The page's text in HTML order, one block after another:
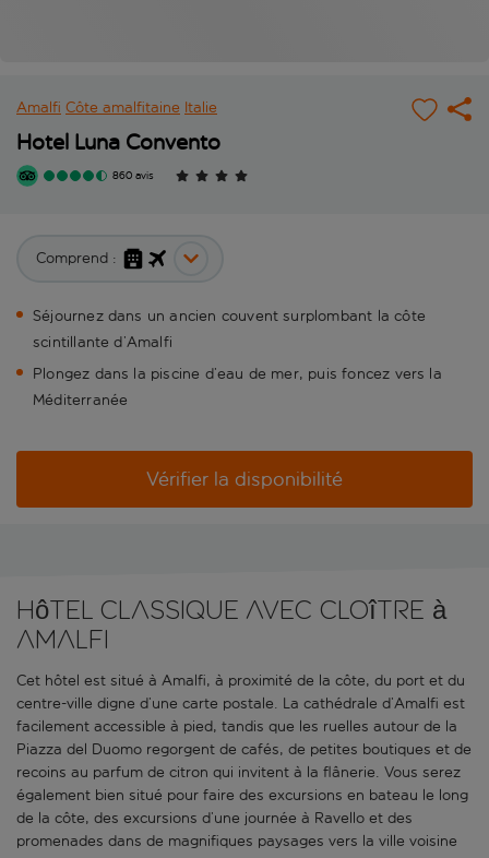
Amalfi Côte amalfitaine Italie
Hotel Luna Convento
860 avis
Comprend :
Séjournez dans un ancien couvent surplombant la côte
scintillante d’Amalfi
Plongez dans la piscine d’eau de mer, puis foncez vers la
Méditerranée
Vérifier la disponibilité
Hôtel classique avec cloître à
Amalfi
Cet hôtel est situé à Amalfi, à proximité de la côte, du port et du
centre-ville digne d’une carte postale. La cathédrale d’Amalfi est
facilement accessible à pied, tandis que les ruelles autour de la
Piazza del Duomo regorgent de cafés, de petites boutiques et de
recoins au parfum de citron qui invitent à la flânerie. Vous serez
également bien situé pour faire des excursions en bateau le long
de la côte, des excursions d’une journée à Ravello et des
promenades dans de magnifiques paysages vers la ville voisine